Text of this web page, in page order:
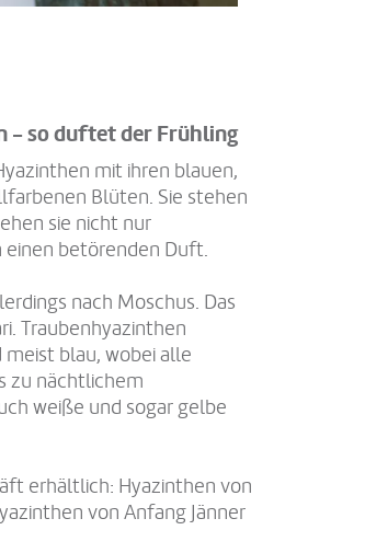
- so duftet der Frühling
mit ihren blauen,
Blüten. Sie stehen
sie nicht nur
einen betörenden Duft.
nach Moschus. Das
Traubenhyazinthen
meist blau, wobei alle
zu nächtlichem
weiße und sogar gelbe
erhältlich: Hyazinthen von
von Anfang Jänner